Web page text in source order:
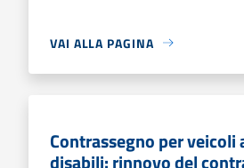
VAI ALLA PAGINA
Contrassegno per veicoli
disabili: rinnovo del